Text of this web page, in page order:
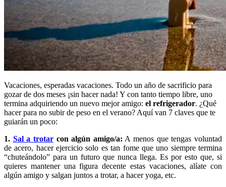
Vacaciones, esperadas vacaciones. Todo un año de sacrificio para
gozar de dos meses ¡sin hacer nada! Y con tanto tiempo libre, uno
termina adquiriendo un nuevo mejor amigo: el refrigerador. ¿Qué
hacer para no subir de peso en el verano? Aquí van 7 claves que te
guiarán un poco:
1. Sal a trotarcon algún amigo/a: A menos que tengas voluntad
de acero, hacer ejercicio solo es tan fome que uno siempre termina
“chuteándolo” para un futuro que nunca llega. Es por esto que, si
quieres mantener una figura decente estas vacaciones, alíate con
algún amigo y salgan juntos a trotar, a hacer yoga, etc.